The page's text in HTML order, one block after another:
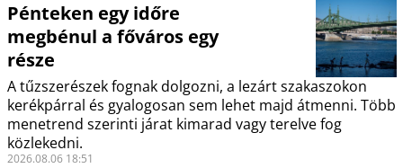
Pénteken egy időre
megbénul a főváros egy
része
A tűzszerészek fognak dolgozni, a lezárt szakaszokon
kerékpárral és gyalogosan sem lehet majd átmenni. Több
menetrend szerinti járat kimarad vagy terelve fog
közlekedni.
2026.08.06 18:51